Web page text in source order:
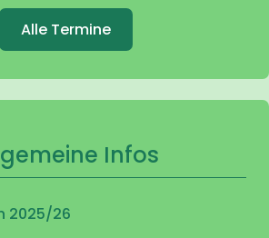
Alle Termine
Infos
2025/26